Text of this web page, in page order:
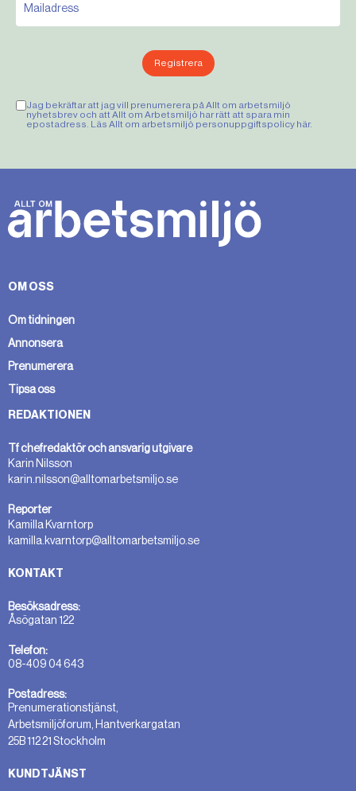
Registrera
Jag bekräftar att jag vill prenumerera på Allt om arbetsmiljö
nyhetsbrev och att Allt om Arbetsmiljö har rätt att spara min
epostadress. Läs Allt om arbetsmiljö personuppgiftspolicy här.
OM OSS
Om tidningen
Annonsera
Prenumerera
Tipsa oss
REDAKTIONEN
Tf chefredaktör och ansvarig utgivare
Karin Nilsson
karin.nilsson@alltomarbetsmiljo.se
Reporter
Kamilla Kvarntorp
kamilla.kvarntorp@alltomarbetsmiljo.se
KONTAKT
Besöksadress:
Åsögatan 122
Telefon:
08-409 04 643
Postadress:
Prenumerationstjänst,
Arbetsmiljöforum, Hantverkargatan
25B 112 21 Stockholm
KUNDTJÄNST